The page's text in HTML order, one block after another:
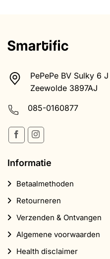
PePePe BV Sulky 6 J
Zeewolde 3897AJ
085-0160877
Informatie
Betaalmethoden
Retourneren
Verzenden & Ontvangen
Algemene voorwaarden
Health disclaimer